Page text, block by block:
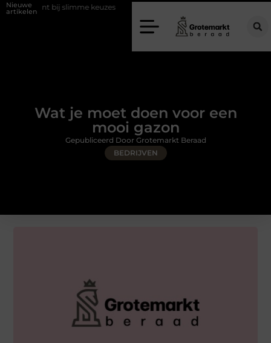
Nieuwe
artikelen
slimme keuzes Waarom kiezen voor een rijschool in Utrecht?
Wat je moet doen voor een
mooi gazon
BEDRIJVEN
Gepubliceerd Door Grotemarkt Beraad